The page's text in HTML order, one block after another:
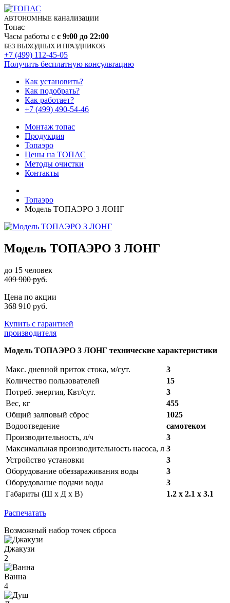
АВТОНОМНЫЕ канализации
Топас
Часы работы с с 9:00 до 22:00
БЕЗ ВЫХОДНЫХ И ПРАЗДНИКОВ
+7 (499) 112-45-05
Получить бесплатную консультацию
Как установить?
Как подобрать?
Как работает?
+7 (499) 490-54-46
Монтаж топас
Продукция
Топаэро
Цены на ТОПАС
Методы очистки
Контакты
Топаэро
Модель ТОПАЭРО 3 ЛОНГ
Модель ТОПАЭРО 3 ЛОНГ
до 15 человек
409 900 руб.
Цена по акции
368 910 руб.
Купить с гарантией
производителя
Модель ТОПАЭРО 3 ЛОНГ технические характеристики
Макс. дневной приток стока, м/сут.
3
Количество пользователей
15
Потреб. энергия, Квт/сут.
3
Вес, кг
455
Общий залповый сброс
1025
Водоотведение
самотеком
Производительность, л/ч
3
Максимальная производительность насоса, л 3
Устройство установки
3
Оборудование обеззараживания воды
3
Оборудование подачи воды
3
Габариты (Ш х Д х В)
1.2 x 2.1 x 3.1
Распечатать
Возможный набор точек сброса
Джакузи
2
Ванна
4